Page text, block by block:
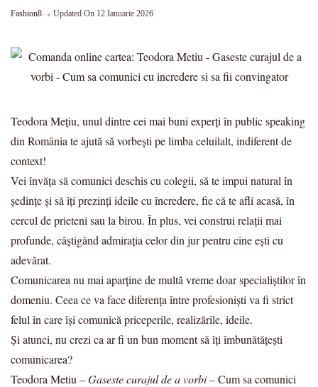
Fashion8 Updated On 12 Ianuarie 2026
Teodora Mețiu, unul dintre cei mai buni experți în public speaking
din România te ajută să vorbești pe limba celuilalt, indiferent de
context!
Vei învăța să comunici deschis cu colegii, să te impui natural în
ședințe și să îți prezinți ideile cu încredere, fie că te afli acasă, în
cercul de prieteni sau la birou. În plus, vei construi relații mai
profunde, câștigând admirația celor din jur pentru cine ești cu
adevărat.
Comunicarea nu mai aparține de multă vreme doar specialiștilor în
domeniu. Ceea ce va face diferența între profesioniști va fi strict
felul în care își comunică priceperile, realizările, ideile.
Și atunci, nu crezi ca ar fi un bun moment să îți îmbunătățești
comunicarea?
Teodora Metiu –Gaseste curajul de a vorbi– Cum sa comunici